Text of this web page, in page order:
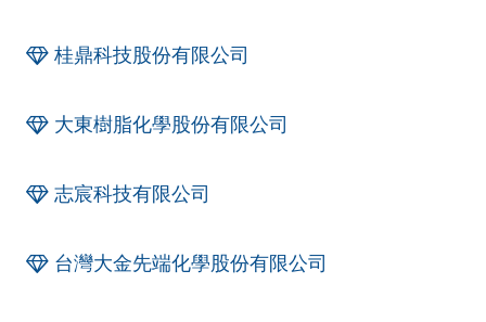
桂鼎科技股份有限公司
大東樹脂化學股份有限公司
志宸科技有限公司
台灣大金先端化學股份有限公司